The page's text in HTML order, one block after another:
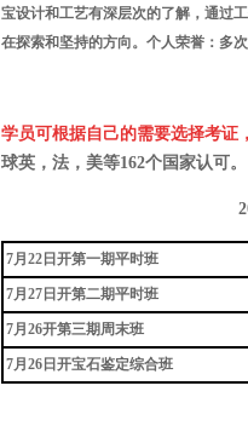
宝设计和工艺有深层次的了解， 通过
在探索和坚持的方向。 个人荣誉：多
学员可根据自己的需要选择考证
球英，法，美等162个国家认可。
2026年 宝
7月22日开第一期平时班
7月27日开第二期平时班
7月26开第三期周末班
7月26日开宝石鉴定综合班